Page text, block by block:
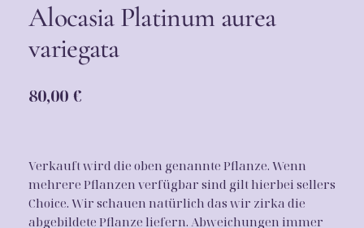
Alocasia Platinum aurea
variegata
80,00 €
Verkauft wird die oben genannte Pflanze. Wenn
mehrere Pflanzen verfügbar sind gilt hierbei sellers
Choice. Wir schauen natürlich das wir zirka die
abgebildete Pflanze liefern. Abweichungen immer